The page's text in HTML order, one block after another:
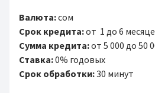
Валюта:сом
Срок кредита:от 1 до 6
Сумма кредита:от 5 000 до 50
Ставка:0% годовых
Срок обработки:30 минут